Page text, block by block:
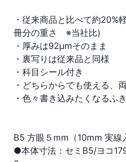
・従来商品と比べて約20%
冊分の重さ　※当社比)
・厚みは92μmそのまま
・裏写りは従来品と同様
・科目シール付き
・どちらからでも使える、
・色々書き込みたくなるふ
B5 方眼５mm（10mm 実線
●本体寸法：セミB5/ヨコ